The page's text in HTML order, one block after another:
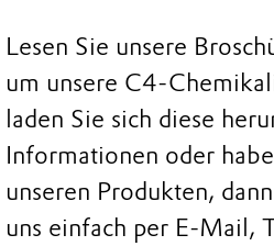
Lesen Sie unsere
um unsere C4-
laden Sie sich diese
Informationen oder
unseren Produkten,
uns einfach per E-Mail,